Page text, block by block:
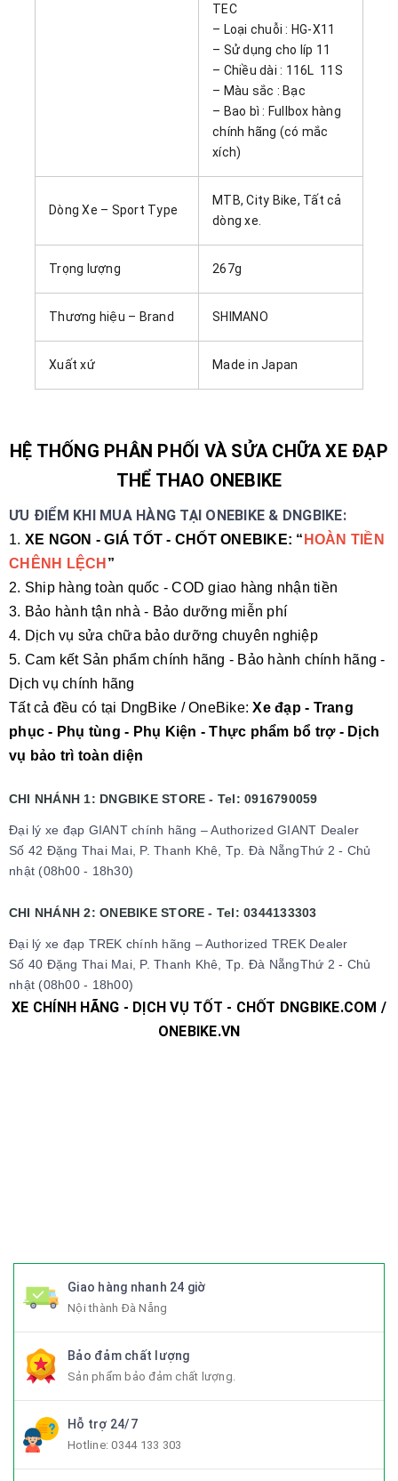
TEC
– Loại chuỗi : HG-X11
– Sử dụng cho líp 11
– Chiều dài : 116L 11S
– Màu sắc : Bạc
– Bao bì : Fullbox hàng
chính hãng (có mắc
xích)
Dòng Xe – Sport Type
MTB, City Bike, Tất cả
dòng xe.
Trọng lượng 267g
Thương hiệu – Brand SHIMANO
Xuất xứ Made in Japan
HỆ THỐNG PHÂN PHỐI VÀ SỬA CHỮA XE ĐẠP
THỂ THAO ONEBIKE
ƯU ĐIỂM KHI MUA HÀNG TẠI ONEBIKE & DNGBIKE:
1. XE NGON - GIÁ TỐT - CHỐT ONEBIKE: “ HOÀN TIỀN
CHÊNH LỆCH ”
2. Ship hàng toàn quốc - COD giao hàng nhận tiền
3. Bảo hành tận nhà - Bảo dưỡng miễn phí
4. Dịch vụ sửa chữa bảo dưỡng chuyên nghiệp
5. Cam kết Sản phẩm chính hãng - Bảo hành chính hãng -
Dịch vụ chính hãng
Tất cả đều có tại DngBike / OneBike: Xe đạp - Trang
phục - Phụ tùng - Phụ Kiện - Thực phẩm bổ trợ - Dịch
vụ bảo trì toàn diện
CHI NHÁNH 1: DNGBIKE STORE - Tel: 0916790059
Đại lý xe đạp GIANT chính hãng – Authorized GIANT Dealer
Số 42 Đặng Thai Mai, P. Thanh Khê, Tp. Đà NẵngThứ 2 - Chủ
nhật (08h00 - 18h30)
CHI NHÁNH 2: ONEBIKE STORE - Tel: 0344133303
Đại lý xe đạp TREK chính hãng – Authorized TREK Dealer
Số 40 Đặng Thai Mai, P. Thanh Khê, Tp. Đà NẵngThứ 2 - Chủ
nhật (08h00 - 18h00)
XE CHÍNH HÃNG - DỊCH VỤ TỐT - CHỐT DNGBIKE.COM /
ONEBIKE.VN
Giao hàng nhanh 24 giờ
Nội thành Đà Nẵng
Bảo đảm chất lượng
Sản phẩm bảo đảm chất lượng.
Hỗ trợ 24/7
Hotline:0344 133 303